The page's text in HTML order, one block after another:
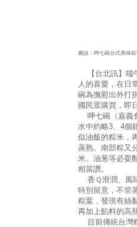
圖說：呷七碗台式美味
【台北訊】端
人的喜愛，在日
碗為撫慰出外打
國民眾購買，即
呷七碗（嘉義
水中約略3、4個
似油飯的粽米，
蒸熟。南部粽又
米、油葱等必耍
相當讚。
香Ｑ滑潤、風
特別留意，不管
粽葉，發現有絲
再加上餡料的高
目前傳統台灣